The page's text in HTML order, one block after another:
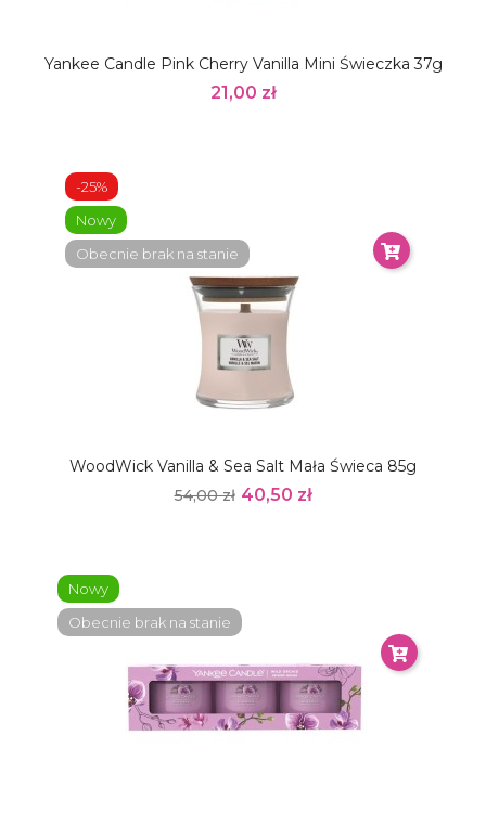
Yankee Candle Pink Cherry Vanilla Mini Świeczka 37g
21,00 zł
WoodWick Vanilla & Sea Salt Mała Świeca 85g
54,00 zł 40,50 zł
-25%
Nowy
Obecnie brak na stanie
Nowy
Obecnie brak na stanie